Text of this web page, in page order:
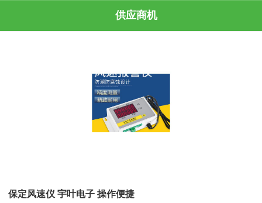
供应商机
保定风速仪 宇叶电子 操作便捷